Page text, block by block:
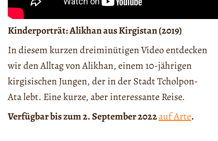
Kinderporträt: Alikhan aus Kirgistan (2019)
In diesem kurzen dreiminütigen Video entdecken
wir den Alltag von Alikhan, einem 10-jährigen
kirgisischen Jungen, der in der Stadt Tcholpon-
Ata lebt. Eine kurze, aber interessante Reise.
Verfügbar bis zum 2. September 2022auf Arte.